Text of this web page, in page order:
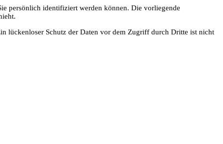
persönlich identifiziert werden können. Die vorliegende
lückenloser Schutz der Daten vor dem Zugriff durch Dritte ist nicht